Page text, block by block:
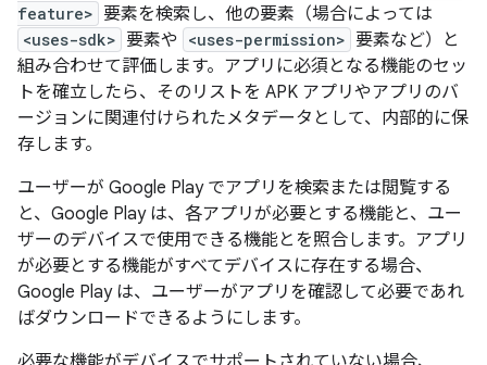
feature> 要素を検索し、他の要素（場合によっては
<uses-sdk> 要素や <uses-permission> 要素など）と
組み合わせて評価します。アプリに必須となる機能のセッ
トを確立したら、そのリストを APK アプリやアプリのバ
ージョンに関連付けられたメタデータとして、内部的に保
存します。
ユーザーが Google Play でアプリを検索または閲覧する
と、Google Play は、各アプリが必要とする機能と、ユー
ザーのデバイスで使用できる機能とを照合します。アプリ
が必要とする機能がすべてデバイスに存在する場合、
Google Play は、ユーザーがアプリを確認して必要であれ
ばダウンロードできるようにします。